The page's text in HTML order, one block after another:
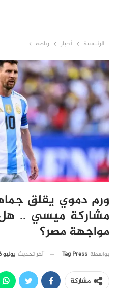
الرئيسية أخبار رياضة
ورم دموي يقلق
مشاركة ميسي ..
مواجهة مصر؟
بواسطة Tag Press آخر تحديث يوليو 6, 2026
مشاركة